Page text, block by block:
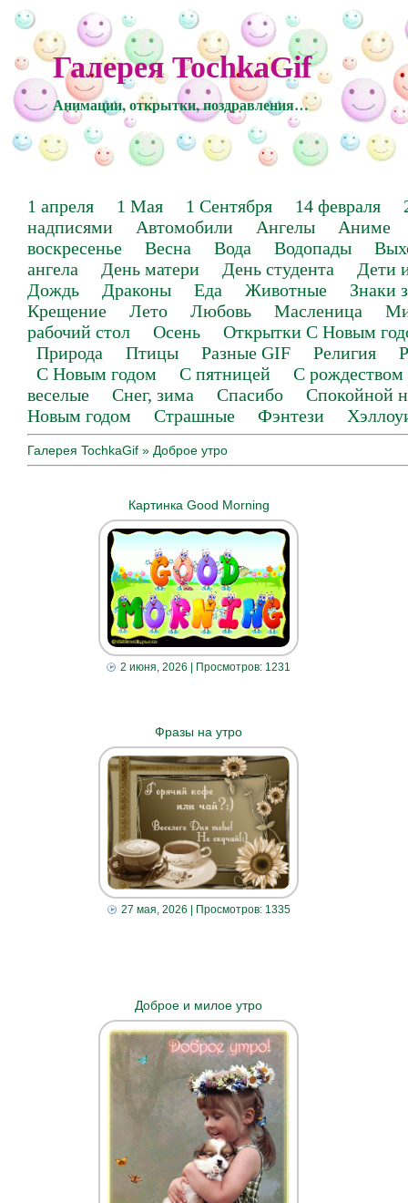
Галерея TochkaGif
Анимации, открытки, поздравления…
1 апреля 1 Мая 1 Сентября 14 февраля
надписями
Автомобили Ангелы
Аниме
воскресенье
Весна Вода Водопады
ангела
День матери День студента
Дети
Дождь
Драконы Еда Животные
Знаки
Крещение
Лето Любовь Масленица
рабочий стол
Осень
Открытки С Новым
Природа
Птицы Разные GIF Религия
С Новым годом
С пятницей
С рождеством
веселые
Снег, зима Спасибо
Спокойной
Новым годом
Страшные Фэнтези
Галерея TochkaGif » Доброе утро
Картинка Good Morning
2 июня, 2026 | Просмотров: 1231
Фразы на утро
27 мая, 2026 | Просмотров: 1335
Доброе и милое утро